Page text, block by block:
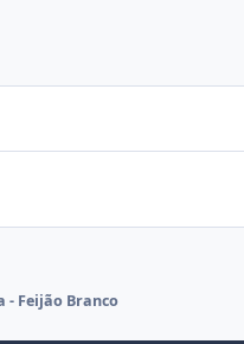
- Feijão Branco